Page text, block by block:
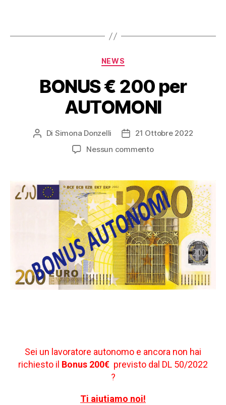
NEWS
BONUS € 200 per
AUTOMONI
Di Simona Donzelli
21 Ottobre 2022
Nessun commento
Sei un lavoratore autonomo e ancora non hai
richiesto il Bonus 200€ previsto dal DL 50/2022
?
Ti aiutiamo noi!